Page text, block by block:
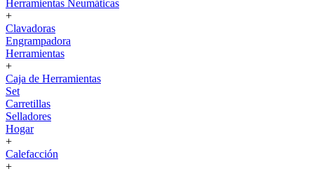
Herramientas Neumáticas
+
Clavadoras
Engrampadora
Herramientas
+
Caja de Herramientas
Set
Carretillas
Selladores
Hogar
+
Calefacción
+